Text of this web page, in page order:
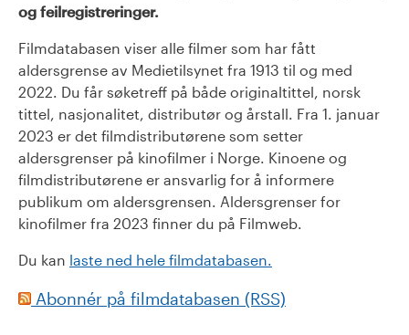
og feilregistreringer.
Filmdatabasen viser alle filmer som har fått
aldersgrense av Medietilsynet fra 1913 til og med
2022. Du får søketreff på både originaltittel, norsk
tittel, nasjonalitet, distributør og årstall. Fra 1. januar
2023 er det filmdistributørene som setter
aldersgrenser på kinofilmer i Norge. Kinoene og
filmdistributørene er ansvarlig for å informere
publikum om aldersgrensen. Aldersgrenser for
kinofilmer fra 2023 finner du på Filmweb.
Du kan laste ned hele filmdatabasen.
Abonnér på filmdatabasen (RSS)